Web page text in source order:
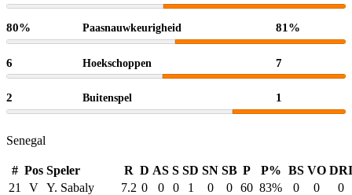
80% Paasnauwkeurigheid 81%
6 Hoekschoppen 7
2 Buitenspel 1
Senegal
# Pos Speler R D AS S SD SN SB P P% BS VO DRI
21
V Y. Sabaly 7.2 0 0 0 1 0 0 60 83% 0 0
0